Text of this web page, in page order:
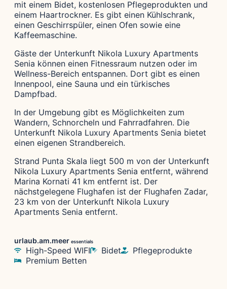
mit einem Bidet, kostenlosen Pflegeprodukten und
einem Haartrockner. Es gibt einen Kühlschrank,
einen Geschirrspüler, einen Ofen sowie eine
Kaffeemaschine.
Gäste der Unterkunft Nikola Luxury Apartments
Senia können einen Fitnessraum nutzen oder im
Wellness-Bereich entspannen. Dort gibt es einen
Innenpool, eine Sauna und ein türkisches
Dampfbad.
In der Umgebung gibt es Möglichkeiten zum
Wandern, Schnorcheln und Fahrradfahren. Die
Unterkunft Nikola Luxury Apartments Senia bietet
einen eigenen Strandbereich.
Strand Punta Skala liegt 500 m von der Unterkunft
Nikola Luxury Apartments Senia entfernt, während
Marina Kornati 41 km entfernt ist. Der
nächstgelegene Flughafen ist der Flughafen Zadar,
23 km von der Unterkunft Nikola Luxury
Apartments Senia entfernt.
urlaub.am.meeressentials
High-Speed WIFI Bidet
Pflegeprodukte
Premium Betten